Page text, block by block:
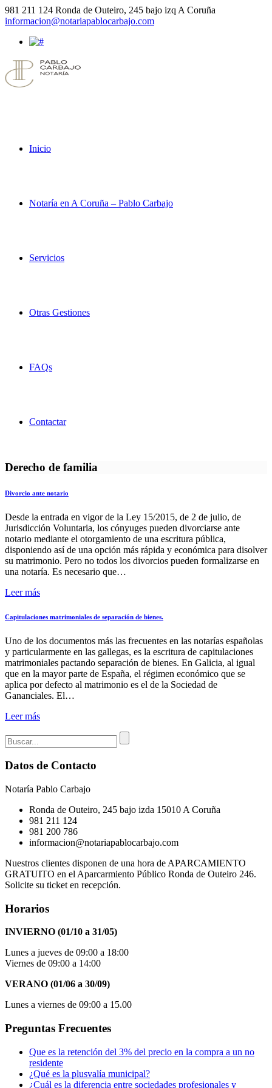
981 211 124 Ronda de Outeiro, 245 bajo izq A Coruña
informacion@notariapablocarbajo.com
Inicio
Notaría en A Coruña – Pablo Carbajo
Servicios
Otras Gestiones
FAQs
Contactar
Derecho de familia
Divorcio ante notario
Desde la entrada en vigor de la Ley 15/2015, de 2 de julio, de
Jurisdicción Voluntaria, los cónyuges pueden divorciarse ante
notario mediante el otorgamiento de una escritura pública,
disponiendo así de una opción más rápida y económica para disolver
su matrimonio. Pero no todos los divorcios pueden formalizarse en
una notaría. Es necesario que…
Leer más
Capitulaciones matrimoniales de separación de bienes.
Uno de los documentos más las frecuentes en las notarías españolas
y particularmente en las gallegas, es la escritura de capitulaciones
matrimoniales pactando separación de bienes. En Galicia, al igual
que en la mayor parte de España, el régimen económico que se
aplica por defecto al matrimonio es el de la Sociedad de
Gananciales. El…
Leer más
Datos de Contacto
Notaría Pablo Carbajo
Ronda de Outeiro, 245 bajo izda 15010 A Coruña
981 211 124
981 200 786
informacion@notariapablocarbajo.com
Nuestros clientes disponen de una hora de APARCAMIENTO
GRATUITO en el Aparcarmiento Público Ronda de Outeiro 246.
Solicite su ticket en recepción.
Horarios
INVIERNO (01/10 a 31/05)
Lunes a jueves de 09:00 a 18:00
Viernes de 09:00 a 14:00
VERANO (01/06 a 30/09)
Lunes a viernes de 09:00 a 15.00
Preguntas Frecuentes
Que es la retención del 3% del precio en la compra a un no
residente
¿Qué es la plusvalía municipal?
¿Cuál es la diferencia entre sociedades profesionales y